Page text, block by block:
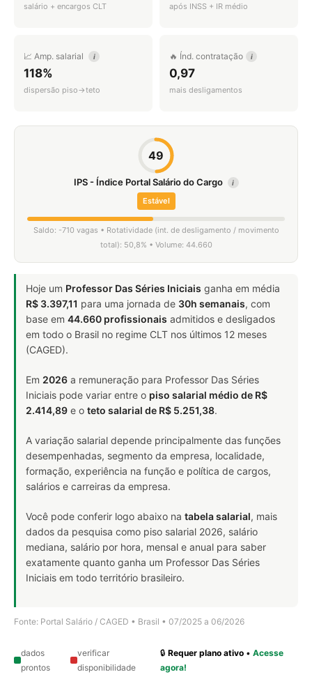
salário + encargos CLT após INSS + IR médio
📈 Amp. salarial i
118%
dispersão piso→teto
🔥 Índ. contratação i
0,97
mais desligamentos
49
IPS - Índice Portal Salário do Cargo i
Estável
Saldo: -710 vagas • Rotatividade (int. de desligamento / movimento
total): 50,8% • Volume: 44.660
Hoje um Professor Das Séries Iniciais ganha em média
R$ 3.397,11 para uma jornada de 30h semanais, com
base em 44.660 profissionais admitidos e desligados
em todo o Brasil no regime CLT nos últimos 12 meses
(CAGED).
Em 2026 a remuneração para Professor Das Séries
Iniciais pode variar entre o piso salarial médio de R$
2.414,89 e o teto salarial de R$ 5.251,38.
A variação salarial depende principalmente das funções
desempenhadas, segmento da empresa, localidade,
formação, experiência na função e política de cargos,
salários e carreiras da empresa.
Você pode conferir logo abaixo na tabela salarial, mais
dados da pesquisa como piso salarial 2026, salário
mediana, salário por hora, mensal e anual para saber
exatamente quanto ganha um Professor Das Séries
Iniciais em todo território brasileiro.
Fonte: Portal Salário / CAGED • Brasil • 07/2025 a 06/2026
dados
prontos
verificar
disponibilidade
🔒Requer plano ativo •Acesse
agora!